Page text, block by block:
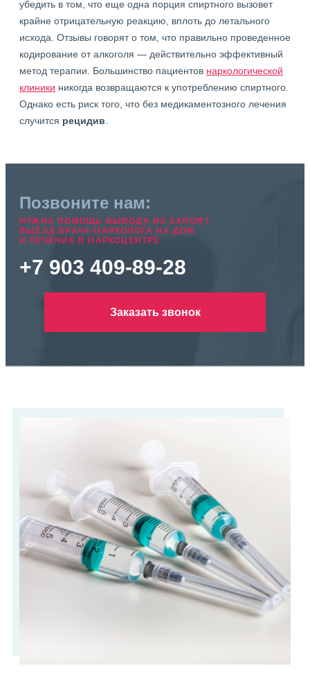
убедить в том, что еще одна порция спиртного вызовет
крайне отрицательную реакцию, вплоть до летального
исхода. Отзывы говорят о том, что правильно проведенное
кодирование от алкоголя — действительно эффективный
метод терапии. Большинство пациентов наркологической
клиники никогда возвращаются к употреблению спиртного.
Однако есть риск того, что без медикаментозного лечения
случится рецидив
Позвоните нам:
НУЖНА ПОМОЩЬ ВЫВОДА ИЗ ЗАПОЯ?
ВЫЕЗД ВРАЧА-НАРКОЛОГА НА ДОМ
И ЛЕЧЕНИЕ В НАРКОЦЕНТРЕ
+7 903 409-89-28
Заказать звонок